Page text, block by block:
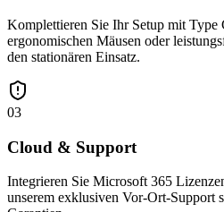
Komplettieren Sie Ihr Setup mit Type
ergonomischen Mäusen oder
den stationären Einsatz.
03
Cloud & Support
Integrieren Sie Microsoft 365
unserem exklusiven Vor-Ort-Support